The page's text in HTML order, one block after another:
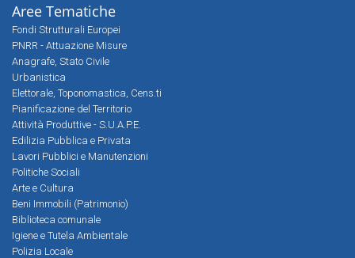
Aree Tematiche
Fondi Strutturali Europei
PNRR - Attuazione Misure
Anagrafe, Stato Civile
Urbanistica
Elettorale, Toponomastica, Cens.ti
Pianificazione del Territorio
Attività Produttive - S.U.A.P.E.
Edilizia Pubblica e Privata
Lavori Pubblici e Manutenzioni
Politiche Sociali
Arte e Cultura
Beni Immobili (Patrimonio)
Biblioteca comunale
Igiene e Tutela Ambientale
Polizia Locale